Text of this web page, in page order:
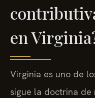
en
Virginia es uno de
sigue la doctrina de